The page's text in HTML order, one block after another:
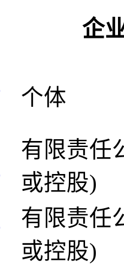
企
个体
有限责任
或控股)
有限责任
或控股)